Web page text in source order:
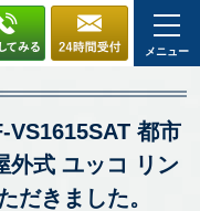
メニュー
VS1615SAT 都市
外式 ユッコ リン
だきました。